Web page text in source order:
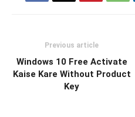
Previous article
Windows 10 Free Activate
Kaise Kare Without Product
Key